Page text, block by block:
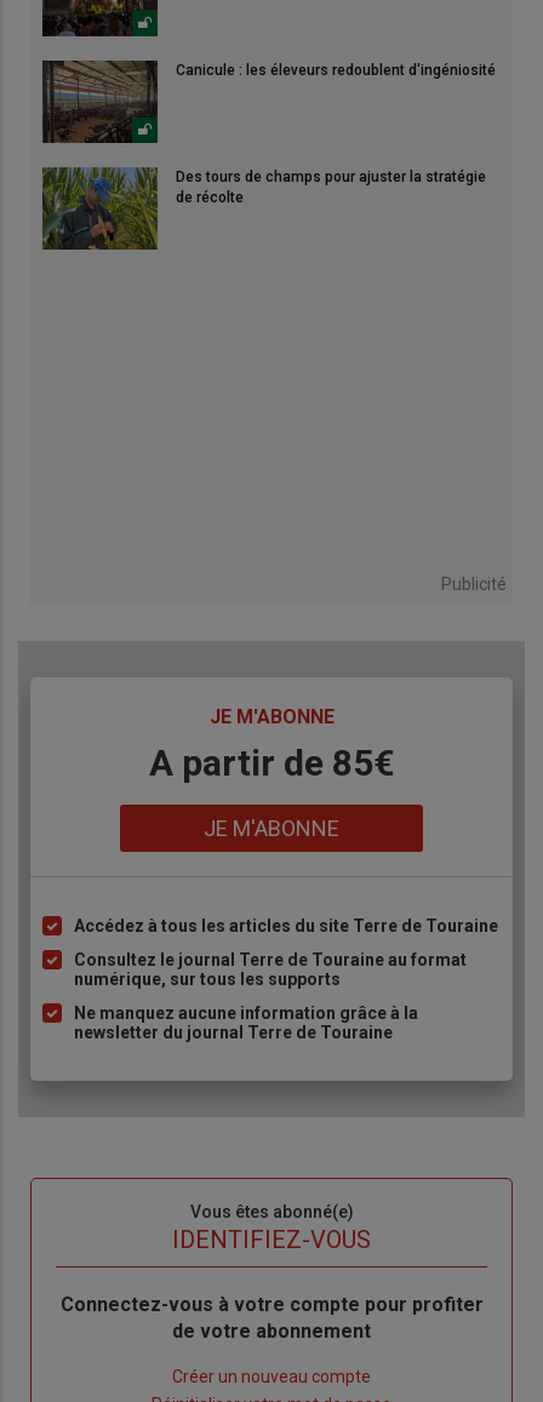
Canicule : les éleveurs redoublent d'ingéniosité
Des tours de champs pour ajuster la stratégie
de récolte
Publicité
JE M'ABONNE
A partir de 85€
JE M'ABONNE
Liste
à
puce
Accédez à tous les articles du site Terre de Touraine
Consultez le journal Terre de Touraine au format
numérique, sur tous les supports
Ne manquez aucune information grâce à la
newsletter du journal Terre de Touraine
Vous êtes abonné(e)
IDENTIFIEZ-VOUS
Body
Connectez-vous à votre compte pour profiter
de votre abonnement
Créer un nouveau compte